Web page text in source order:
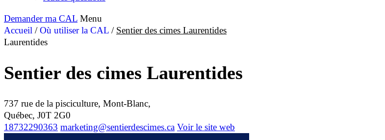
Demander ma CAL Menu
Accueil /Où utiliser la CAL / Sentier des cimes Laurentides
Laurentides
Sentier des cimes Laurentides
737 rue de la pisciculture, Mont-Blanc,
Québec, J0T 2G0
18732290363 marketing@sentierdescimes.ca Voir le site web